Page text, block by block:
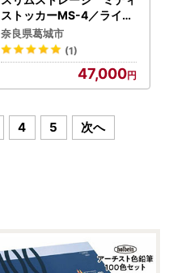
ストッカーMS-4／ライク
イット like-it ４段
収納 引出し 日本製【li
ke011A】
奈良県葛城市
(1)
47,000
4 5 次へ